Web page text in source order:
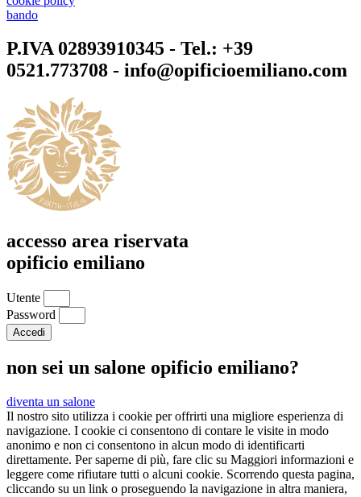
bando
P.IVA 02893910345 - Tel.: +39
0521.773708 - info@opificioemiliano.com
accesso area riservata
opificio emiliano
Utente
Password
Accedi
non sei un salone opificio emiliano?
diventa un salone
Il nostro sito utilizza i cookie per offrirti una migliore esperienza di
navigazione. I cookie ci consentono di contare le visite in modo
anonimo e non ci consentono in alcun modo di identificarti
direttamente. Per saperne di più, fare clic su Maggiori informazioni e
leggere come rifiutare tutti o alcuni cookie. Scorrendo questa pagina,
cliccando su un link o proseguendo la navigazione in altra maniera,